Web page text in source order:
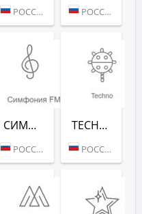
РОССИЯ (МОСКВА) РОССИЯ (МОСКВА)
СИМФОНИЯ FM (РАДИО РЕКОРД)
РОССИЯ (МОСКВА)
TECHNO (РАДИО РЕКОРД)
РОССИЯ (МОСКВА)